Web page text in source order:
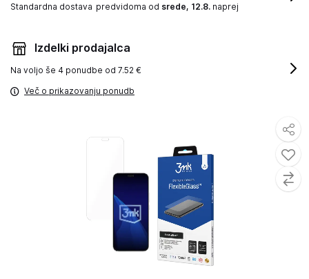
Standardna dostava predvidoma od srede, 12.8. naprej
Izdelki prodajalca
Na voljo še 4 ponudbe od 7.52 €
Več o prikazovanju ponudb